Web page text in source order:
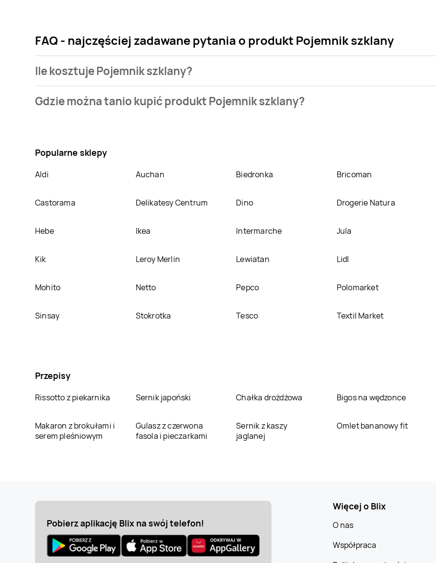
FAQ - najczęściej zadawane pytania o produkt Pojemnik szklany
Ile kosztuje Pojemnik szklany?
szklany kosztuje od 7,99 zł do 15,99 zł.
Gdzie można tanio kupić produkt Pojemnik szklany?
Popularne sklepy
Aldi Auchan Biedronka Bricoman
Castorama Delikatesy Centrum Dino Drogerie Natura
Hebe Ikea Intermarche Jula
Kik Leroy Merlin Lewiatan Lidl
Mohito Netto Pepco Polomarket
Sinsay Stokrotka Tesco Textil Market
Przepisy
Rissotto z piekarnika Sernik japoński Chałka drożdżowa Bigos na wędzonce
Makaron z brokułami i
serem pleśniowym
Gulasz z czerwona
fasola i pieczarkami
Sernik z kaszy
jaglanej
Omlet bananowy fit
Pobierz aplikację Blix na swój telefon!
Więcej o Blix
O nas
Współpraca